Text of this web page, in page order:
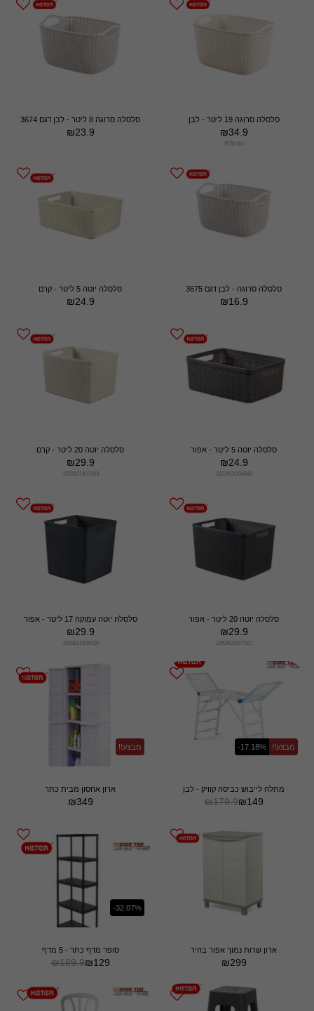
סלסלה סרוגה 19 ליטר - לבן
₪34.9
דגם 3670
סלסלה סרוגה 8 ליטר - לבן דגם 3674
₪23.9
סלסלה סרוגה - לבן דגם 3675
₪16.9
סלסלה יוטה 5 ליטר - קרם
₪24.9
סלסלה יוטה 5 ליטר - אפור
₪24.9
3253921904040
סלסלה יוטה 20 ליטר - קרם
₪29.9
3253921907003
סלסלה יוטה 20 ליטר - אפור
₪29.9
3253921907027
סלסלה יוטה עמוקה 17 ליטר - אפור
₪29.9
3253921906020
מבצע!! -17.18%
מתלה לייבוש כביסה קוויק - לבן
₪179.9₪149
מבצע!!
ארון אחסון מבית כתר
₪349
ארון שרות נמוך אפור בהיר
₪299
-32.07%
סופר מדף כתר - 5 מדף
₪189.9₪129